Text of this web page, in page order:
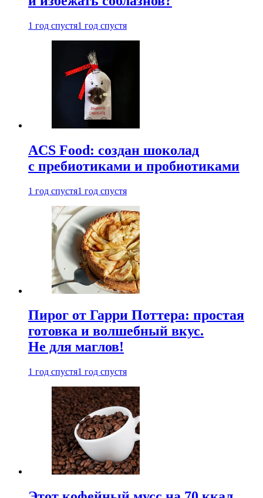
1 год спустя1 год спустя
ACS Food: создан шоколад
с пребиотиками и пробиотиками
1 год спустя1 год спустя
Пирог от Гарри Поттера: простая
готовка и волшебный вкус.
Не для маглов!
1 год спустя1 год спустя